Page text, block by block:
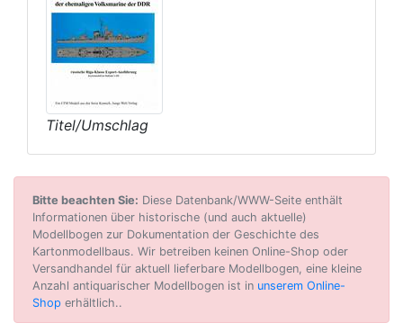
Titel/Umschlag
Bitte beachten Sie: Diese Datenbank/WWW-Seite enthält
Informationen über historische (und auch aktuelle)
Modellbogen zur Dokumentation der Geschichte des
Kartonmodellbaus. Wir betreiben keinen Online-Shop oder
Versandhandel für aktuell lieferbare Modellbogen, eine kleine
Anzahl antiquarischer Modellbogen ist in unserem Online-
Shop erhältlich..